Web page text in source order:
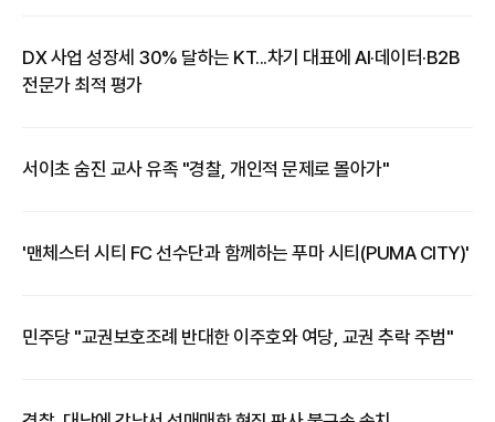
DX 사업 성장세 30% 달하는 KT...차기 대표에 AI·데이터·B2B
전문가 최적 평가
서이초 숨진 교사 유족 "경찰, 개인적 문제로 몰아가"
'맨체스터 시티 FC 선수단과 함께하는 푸마 시티(PUMA CITY)'
​민주당 "교권보호조례 반대한 이주호와 여당, 교권 추락 주범"